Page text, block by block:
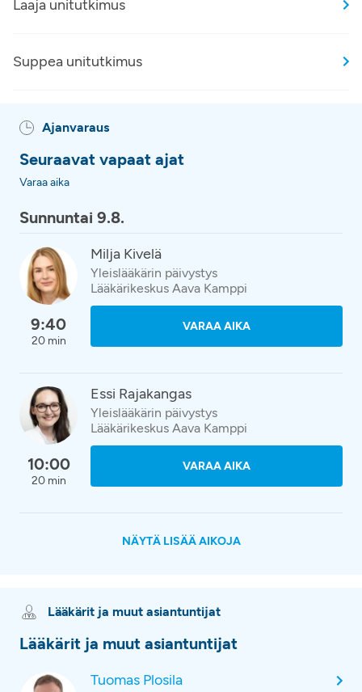
Laaja unitutkimus
Suppea unitutkimus
Ajanvaraus
Seuraavat vapaat ajat
Varaa aika
Sunnuntai 9.8.
9:40
20 min
Milja Kivelä
Yleislääkärin päivystys
Lääkärikeskus Aava Kamppi
VARAA AIKA
10:00
20 min
Essi Rajakangas
Yleislääkärin päivystys
Lääkärikeskus Aava Kamppi
VARAA AIKA
NÄYTÄ LISÄÄ AIKOJA
Lääkärit ja muut asiantuntijat
Lääkärit ja muut asiantuntijat
Tuomas Plosila